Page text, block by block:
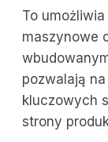
To umożliwia
maszynowe
pozwalają
kluczowych
strony